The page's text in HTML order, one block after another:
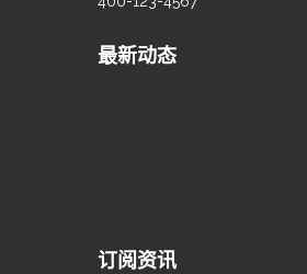
最新动态
订阅资讯